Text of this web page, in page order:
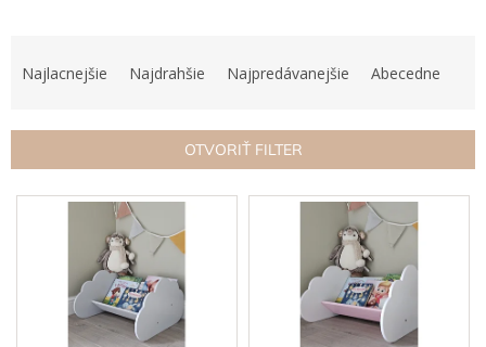
i
e
Najlacnejšie Najdrahšie Najpredávanejšie Abecedne
OTVORIŤ FILTER
V